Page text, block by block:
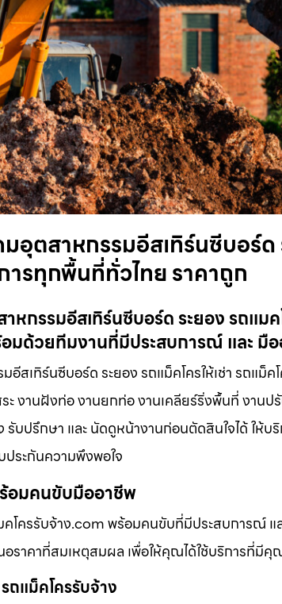
อุตสาหกรรมอีสเทิร์นซีบอร์ด
ารทุกพื้นที่ทั่วไทย ราคาถูก
กรรมอีสเทิร์นซีบอร์ด ระยอง รถแมค
อมด้วยทีมงานที่มีประสบการณ์ และ มื
สเทิร์นซีบอร์ด ระยอง รถแม็คโครให้เช่า รถแม็ค
ะ งานฝังท่อ งานยกท่อ งานเคลียร์ริ่งพื้นที่ งาน
รับปรึกษา และ นัดดูหน้างานก่อนตัดสินใจได้ ใ
ประกันความพึงพอใจ
ร้อมคนขับมืออาชีพ
คโครรับจ้าง.com พร้อมคนขับที่มีประสบการณ์
อราคาที่สมเหตุสมผล เพื่อให้คุณได้ใช้บริการที่มีคุ
ถแม็คโครรับจ้าง